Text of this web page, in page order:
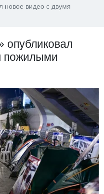
новое видео с двумя
опубликовал
пожилыми